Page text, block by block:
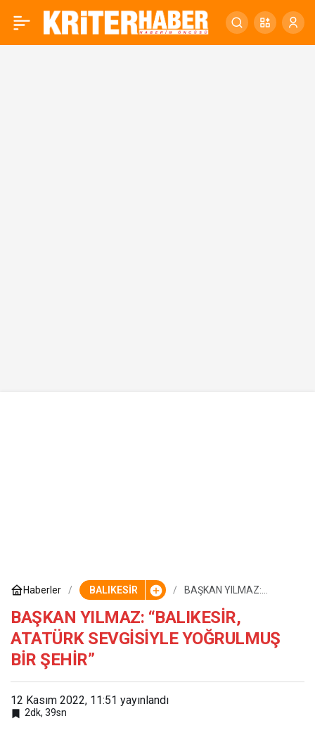
Haberler BALIKESİR
BAŞKAN YILMAZ:
SEVGİSİYLE
YOĞRULMUŞ BİR ŞEHİR”
BAŞKAN YILMAZ: “BALIKESİR,
ATATÜRK SEVGİSİYLE YOĞRULMUŞ
BİR ŞEHİR”
12 Kasım 2022, 11:51 yayınlandı
2dk, 39sn
BAŞKAN YILMAZ: 0